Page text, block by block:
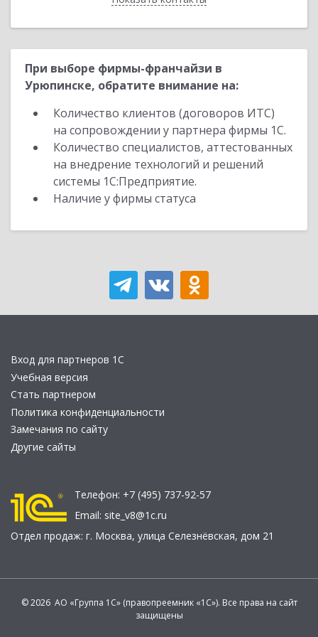
При выборе фирмы-франчайзи в
Урюпинске, обратите внимание на:
Количество клиентов (договоров ИТС)
на сопровождении у партнера фирмы 1С.
Количество специалистов, аттестованных
на внедрение технологий и решений
системы 1С:Предприятие.
Наличие у фирмы статуса
Вход для партнеров 1С
Учебная версия
Стать партнером
Политика конфиденциальности
Замечания по сайту
Другие сайты
Телефон: +7 (495) 737-92-57
Email: site_v8@1c.ru
Отдел продаж: г. Москва, улица Селезнёвская, дом 21
© 2026 АО «Группа 1С» (правопреемник «1С»). Все права на сайт
защищены